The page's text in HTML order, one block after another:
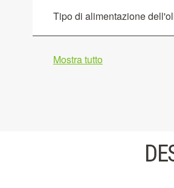
Tipo di alimentazione
Mostra tutto